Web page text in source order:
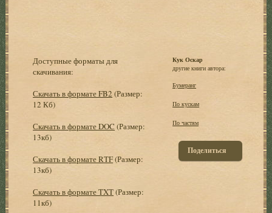
Доступные форматы для
скачивания:
Скачать в формате FB2 (Размер:
12 Кб)
Скачать в формате DOC (Размер:
13кб)
Скачать в формате RTF(Размер:
13кб)
Скачать в формате TXT(Размер:
11кб)
Кук Оскар
другие книги автора:
Бумеранг
По кускам
По частям
Поделиться